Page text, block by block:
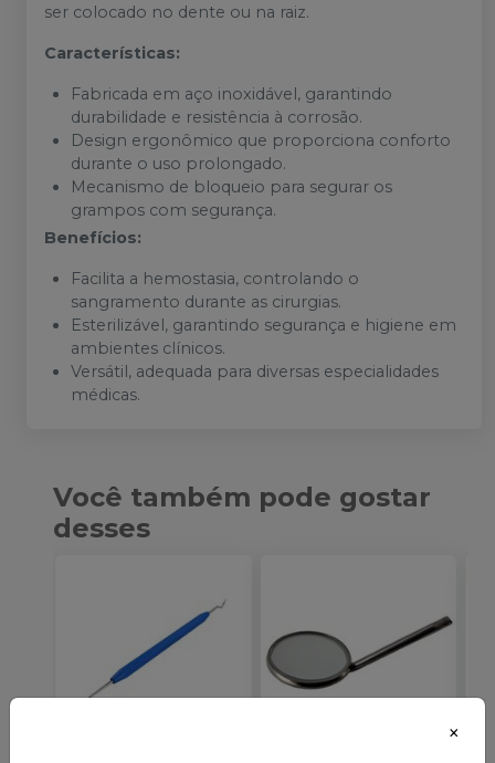
ser colocado no dente ou na raiz.
Características:
Fabricada em aço inoxidável, garantindo
durabilidade e resistência à corrosão.
Design ergonômico que proporciona conforto
durante o uso prolongado.
Mecanismo de bloqueio para segurar os
grampos com segurança.
Benefícios:
Facilita a hemostasia, controlando o
sangramento durante as cirurgias.
Esterilizável, garantindo segurança e higiene em
ambientes clínicos.
Versátil, adequada para diversas especialidades
médicas.
Você também pode gostar
desses
×